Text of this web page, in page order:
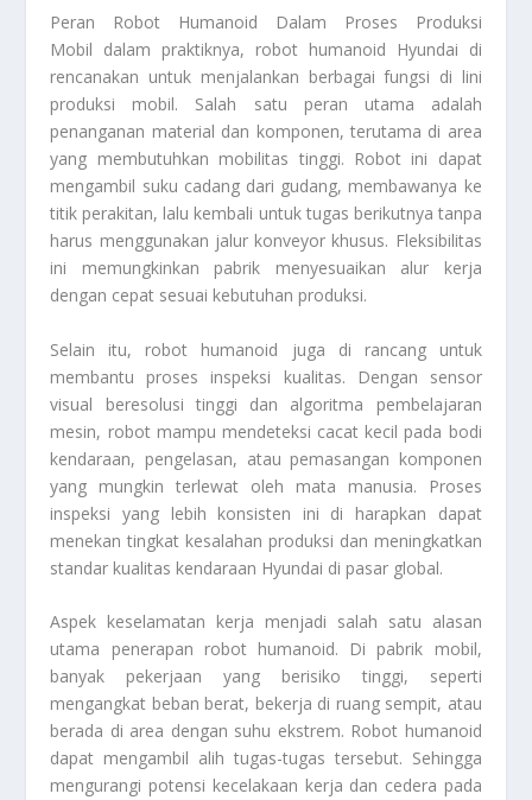
Peran Robot Humanoid Dalam Proses Produksi
Mobil dalam praktiknya, robot humanoid Hyundai di
rencanakan untuk menjalankan berbagai fungsi di lini
produksi mobil. Salah satu peran utama adalah
penanganan material dan komponen, terutama di area
yang membutuhkan mobilitas tinggi. Robot ini dapat
mengambil suku cadang dari gudang, membawanya ke
titik perakitan, lalu kembali untuk tugas berikutnya tanpa
harus menggunakan jalur konveyor khusus. Fleksibilitas
ini memungkinkan pabrik menyesuaikan alur kerja
dengan cepat sesuai kebutuhan produksi.
Selain itu, robot humanoid juga di rancang untuk
membantu proses inspeksi kualitas. Dengan sensor
visual beresolusi tinggi dan algoritma pembelajaran
mesin, robot mampu mendeteksi cacat kecil pada bodi
kendaraan, pengelasan, atau pemasangan komponen
yang mungkin terlewat oleh mata manusia. Proses
inspeksi yang lebih konsisten ini di harapkan dapat
menekan tingkat kesalahan produksi dan meningkatkan
standar kualitas kendaraan Hyundai di pasar global.
Aspek keselamatan kerja menjadi salah satu alasan
utama penerapan robot humanoid. Di pabrik mobil,
banyak pekerjaan yang berisiko tinggi, seperti
mengangkat beban berat, bekerja di ruang sempit, atau
berada di area dengan suhu ekstrem. Robot humanoid
dapat mengambil alih tugas-tugas tersebut. Sehingga
mengurangi potensi kecelakaan kerja dan cedera pada